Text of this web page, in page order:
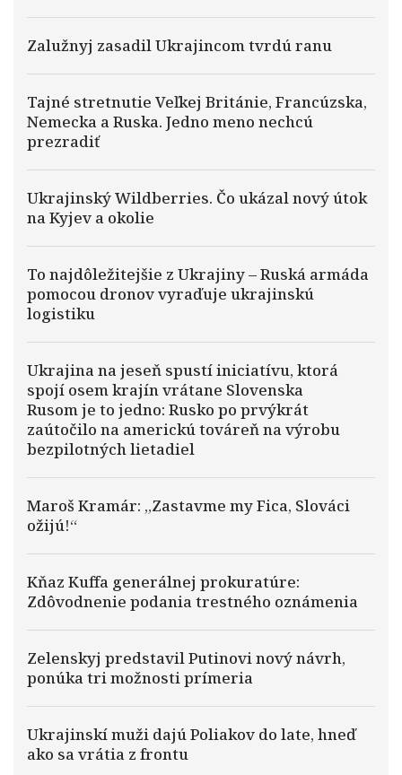
Zalužnyj zasadil Ukrajincom tvrdú ranu
Tajné stretnutie Veľkej Británie, Francúzska,
Nemecka a Ruska. Jedno meno nechcú
prezradiť
Ukrajinský Wildberries. Čo ukázal nový útok
na Kyjev a okolie
To najdôležitejšie z Ukrajiny – Ruská armáda
pomocou dronov vyraďuje ukrajinskú
logistiku
Ukrajina na jeseň spustí iniciatívu, ktorá
spojí osem krajín vrátane Slovenska
Rusom je to jedno: Rusko po prvýkrát
zaútočilo na americkú továreň na výrobu
bezpilotných lietadiel
Maroš Kramár: „Zastavme my Fica, Slováci
ožijú!“
Kňaz Kuffa generálnej prokuratúre:
Zdôvodnenie podania trestného oznámenia
Zelenskyj predstavil Putinovi nový návrh,
ponúka tri možnosti prímeria
Ukrajinskí muži dajú Poliakov do late, hneď
ako sa vrátia z frontu